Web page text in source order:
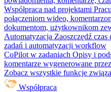
Współpraca nad projektami
połączeniom wideo,
dokumentom, użytkownikom
Automatyzacja Zaoszczędź
zadań i automatyzacji workflow
CoPilot w zadaniach Opisy i
komentarze wygenerowane
Zobacz wszystkie funkcje
Współpraca